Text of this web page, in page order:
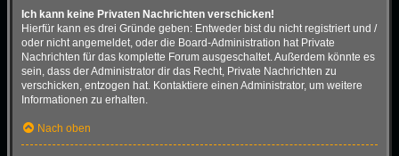
Ich kann keine Privaten Nachrichten verschicken!
Hierfür kann es drei Gründe geben: Entweder bist du nicht registriert und /
oder nicht angemeldet, oder die Board-Administration hat Private
Nachrichten für das komplette Forum ausgeschaltet. Außerdem könnte es
sein, dass der Administrator dir das Recht, Private Nachrichten zu
verschicken, entzogen hat. Kontaktiere einen Administrator, um weitere
Informationen zu erhalten.
Nach oben